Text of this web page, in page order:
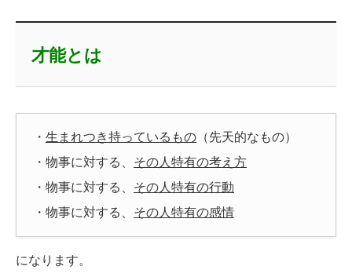
才能とは
・ 生まれつき持っているもの （先天的なもの）
・物事に対する、 その人特有の考え方
・物事に対する、 その人特有の行動
・物事に対する、 その人特有の感情
になります。